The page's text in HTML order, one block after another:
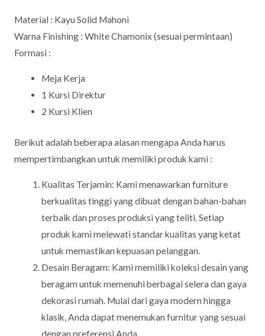
Material : Kayu Solid Mahoni
Warna Finishing : White Chamonix (sesuai permintaan)
Formasi :
Meja Kerja
1 Kursi Direktur
2 Kursi Klien
Berikut adalah beberapa alasan mengapa Anda harus
mempertimbangkan untuk memiliki produk kami :
Kualitas Terjamin: Kami menawarkan furniture
berkualitas tinggi yang dibuat dengan bahan-bahan
terbaik dan proses produksi yang teliti. Setiap
produk kami melewati standar kualitas yang ketat
untuk memastikan kepuasan pelanggan.
Desain Beragam: Kami memiliki koleksi desain yang
beragam untuk memenuhi berbagai selera dan gaya
dekorasi rumah. Mulai dari gaya modern hingga
klasik, Anda dapat menemukan furnitur yang sesuai
dengan preferensi Anda.